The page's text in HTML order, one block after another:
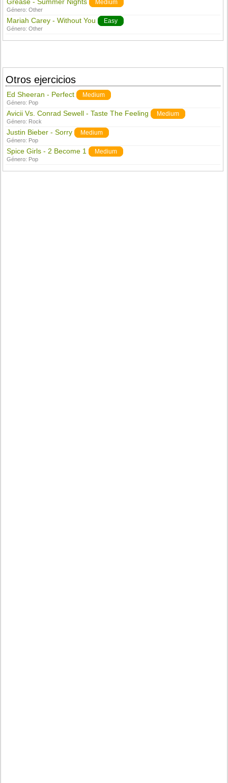
Medium
Género:Other
Mariah Carey - Without You Easy
Género:Other
Otros ejercicios
Ed Sheeran - Perfect Medium
Género: Pop
Avicii Vs. Conrad Sewell - Taste The Feeling Medium
Género: Rock
Justin Bieber - Sorry Medium
Género: Pop
Spice Girls - 2 Become 1 Medium
Género: Pop